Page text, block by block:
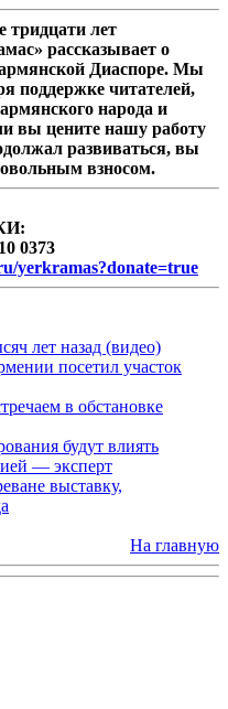
тридцати лет
рассказывает о
Диаспоре. Мы
поддержке читателей,
народа и
вы цените нашу работу
развиваться, вы
взносом.
0373
yerkramas?donate=true
лет назад (видео)
посетил участок
в обстановке
будут влиять
— эксперт
выставку,
На главную